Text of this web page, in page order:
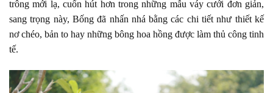
trông mới lạ, cuốn hút hơn trong những mẫu váy cưới đơn giản,
sang trọng này, Bống đã nhấn nhá bằng các chi tiết như thiết kế
nơ chéo, bản to hay những bông hoa hồng được làm thủ công tinh
tế.